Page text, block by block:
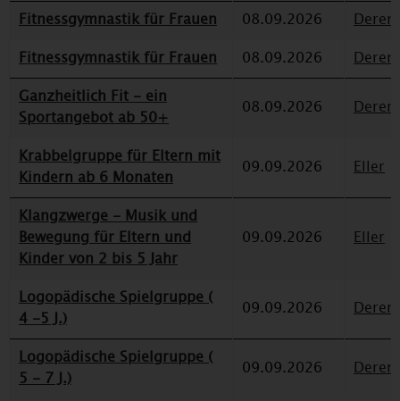
Fitnessgymnastik für Frauen 08.09.2026
Fitnessgymnastik für Frauen
08.09.2026
Ganzheitlich Fit - ein
Sportangebot ab 50+
08.09.2026
Krabbelgruppe für Eltern mit
Kindern ab 6 Monaten
09.09.2026 Eller
Klangzwerge - Musik und
Bewegung für Eltern und
Kinder von 2 bis 5 Jahr
09.09.2026 Eller
Logopädische Spielgruppe (
4 -5 J.)
09.09.2026
Logopädische Spielgruppe (
5 - 7 J.)
09.09.2026